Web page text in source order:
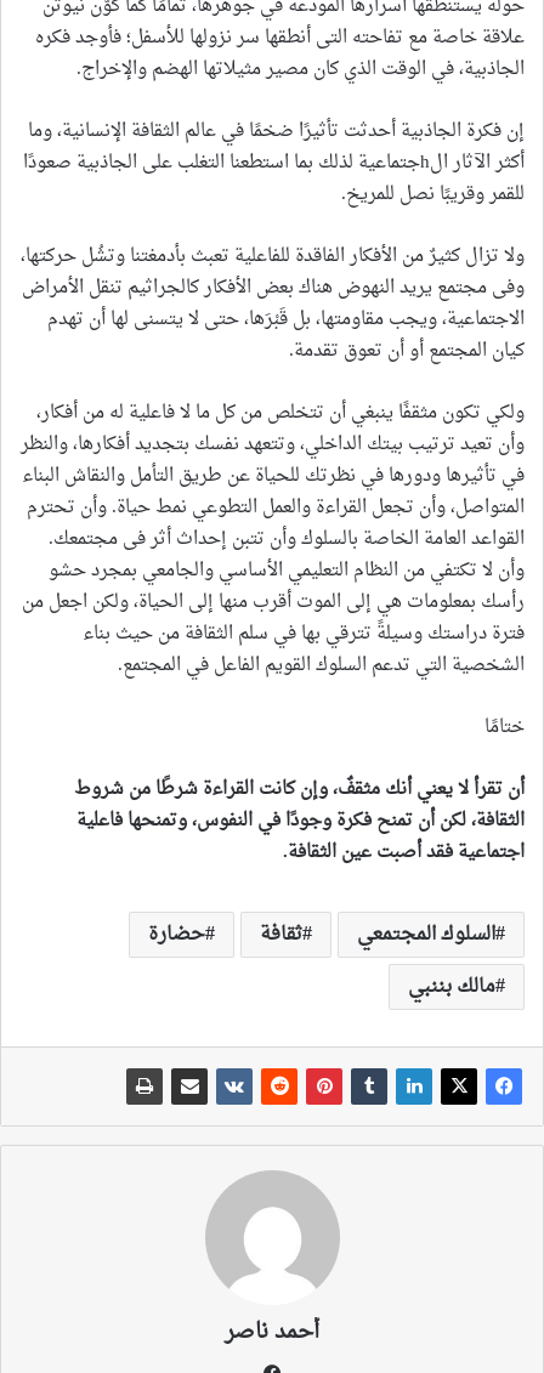
علاقة خاصة مع تفاحته التى أنطقها سر نزولها للأسفل؛ فأوجد فكره
الجاذبية، في الوقت الذي كان مصير مثيلاتها الهضم والإخراج.
إن فكرة الجاذبية أحدثت تأثيرًا ضخمًا في عالم الثقافة الإنسانية، وما
أكثر الآثار الhجتماعية لذلك بما استطعنا التغلب على الجاذبية صعودًا
للقمر وقريبًا نصل للمريخ.
ولا تزال كثيرٌ من الأفكار الفاقدة للفاعلية تعبث بأدمغتنا وتشُل حركتها،
وفى مجتمع يريد النهوض هناك بعض الأفكار كالجراثيم تنقل الأمراض
الاجتماعية، ويجب مقاومتها، بل قَبْرَها، حتى لا يتسنى لها أن تهدم
كيان المجتمع أو أن تعوق تقدمة.
ولكي تكون مثقفًا ينبغي أن تتخلص من كل ما لا فاعلية له من أفكار،
وأن تعيد ترتيب بيتك الداخلي، وتتعهد نفسك بتجديد أفكارها، والنظر
في تأثيرها ودورها في نظرتك للحياة عن طريق التأمل والنقاش البناء
المتواصل، وأن تجعل القراءة والعمل التطوعي نمط حياة. وأن تحترم
القواعد العامة الخاصة بالسلوك وأن تتبن إحداث أثر فى مجتمعك.
وأن لا تكتفي من النظام التعليمي الأساسي والجامعي بمجرد حشو
رأسك بمعلومات هي إلى الموت أقرب منها إلى الحياة، ولكن اجعل من
فترة دراستك وسيلةً تترقي بها في سلم الثقافة من حيث بناء
الشخصية التي تدعم السلوك القويم الفاعل في المجتمع.
ختامًا
أن تقرأ لا يعني أنك مثقفٌ، وإن كانت القراءة شرطًا من شروط
الثقافة، لكن أن تمنح فكرة وجودًا في النفوس، وتمنحها فاعلية
اجتماعية فقد أصبت عين الثقافة.
السلوك المجتمعي ثقافة
حضارة
مالك بننبي
أحمد ناصر